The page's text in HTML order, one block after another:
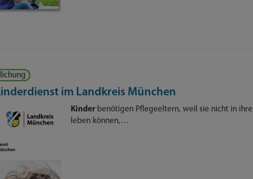
im Landkreis München
Kinderbenötigen Pflegeeltern, weil sie nicht in
leben können,…